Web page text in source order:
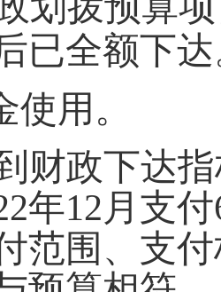
已全额下
使用。
财政下达
年12 月支付
范围、支